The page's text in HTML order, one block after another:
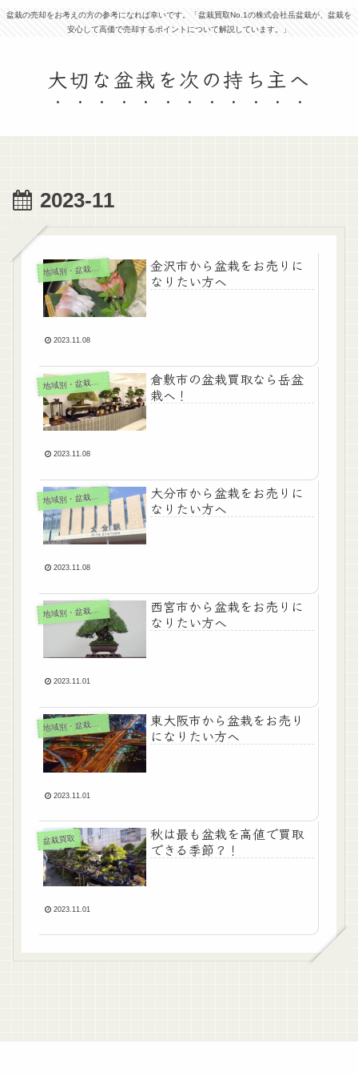
盆栽の売却をお考えの方の参考になれば幸いです。「盆栽買取No.1の株式会社岳盆栽が、盆栽を
安心して高価で売却するポイントについて解説しています。」
大切な盆栽を次の持ち主へ
2023-11
地
域別・盆栽買取
金沢市から盆栽をお売りに
なりたい方へ
2023.11.08
地
域別・盆栽買取
倉敷市の盆栽買取なら岳盆
栽へ！
2023.11.08
地
域別・盆栽買取
大分市から盆栽をお売りに
なりたい方へ
2023.11.08
地
域別・盆栽買取
西宮市から盆栽をお売りに
なりたい方へ
2023.11.01
地
域別・盆栽買取
東大阪市から盆栽をお売り
になりたい方へ
2023.11.01
盆栽買取
秋は最も盆栽を高値で買取
できる季節？！
2023.11.01